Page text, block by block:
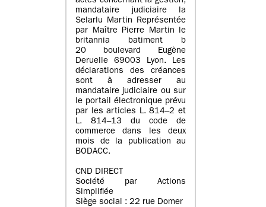
mandataire judiciaire la
Selarlu Martin Représentée
par Maître Pierre Martin le
britannia batiment b
20 boulevard Eugène
Deruelle 69003 Lyon. Les
déclarations des créances
sont à adresser au
mandataire judiciaire ou sur
le portail électronique prévu
par les articles L. 814–2 et
L. 814–13 du code de
commerce dans les deux
mois de la publication au
BODACC.
CND DIRECT
Société par Actions
Simplifiée
Siège social : 22 rue Domer